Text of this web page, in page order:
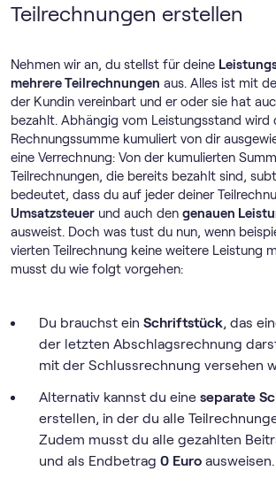
Teilrechnungen erstellen
Nehmen wir an, du stellst für deine
mehrere Teilrechnungen aus. Alles ist mit
der Kundin vereinbart und er oder sie hat
bezahlt. Abhängig vom Leistungsstand wird
Rechnungssumme kumuliert von dir
eine Verrechnung: Von der kumulierten
Teilrechnungen, die bereits bezahlt sind,
bedeutet, dass du auf jeder deiner
Umsatzsteuer und auch den genauen
ausweist. Doch was tust du nun, wenn
vierten Teilrechnung keine weitere Leistung
musst du wie folgt vorgehen:
Du brauchst ein Schriftstück, das
der letzten Abschlagsrechnung
mit der Schlussrechnung versehen
Alternativ kannst du eine separate
erstellen, in der du alle
Zudem musst du alle gezahlten
und als Endbetrag 0 Euro ausweisen.